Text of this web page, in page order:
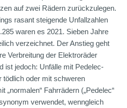
auf zwei Rädern zurückzulegen.
rasant steigende Unfallzahlen
waren es 2021. Sieben Jahre
verzeichnet. Der Anstieg geht
Verbreitung der Elektroräder
ist jedoch: Unfälle mit Pedelec-
tödlich oder mit schweren
„normalen“ Fahrrädern („Pedelec“
verwendet, wenngleich